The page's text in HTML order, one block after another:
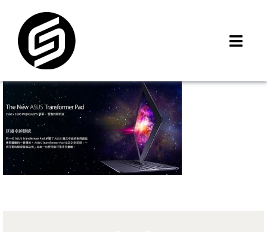
content
門市據點
iMCheck APP
iPhone 回收價
線上商城